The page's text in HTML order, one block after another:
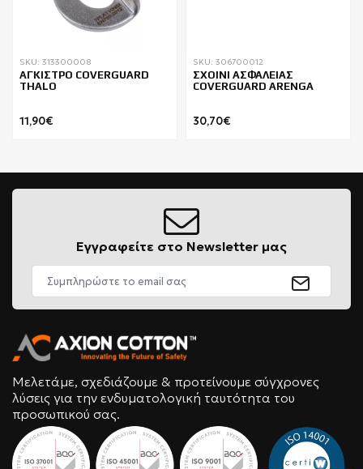
SKU: 313300008
ΑΓΚΙΣΤΡΟ COVERGUARD
THALO
11,90€
SKU: 306700012
ΣΧΟΙΝΙ ΑΣΦΑΛΕΙΑΣ
COVERGUARD ARENGA
30,70€
Εγγραφείτε στο Newsletter μας
Μελετάμε, σχεδιάζουμε & προτείνουμε σύγχρονες
λύσεις για την ενδυματολογική ταυτότητα του
προσωπικού σας.